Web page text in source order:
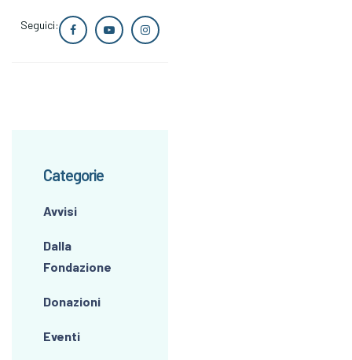
Seguici:
Categorie
Avvisi
Dalla
Fondazione
Donazioni
Eventi